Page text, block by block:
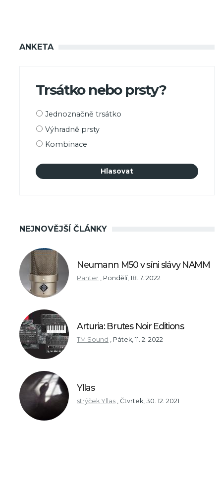
ANKETA
Trsátko nebo prsty?
Možnosti
Jednoznačně trsátko
Výhradně prsty
Kombinace
NEJNOVĚJŠÍ ČLÁNKY
Neumann M50 v síni slávy NAMM
Panter , Pondělí, 18. 7. 2022
Arturia: Brutes Noir Editions
TM Sound , Pátek, 11. 2. 2022
Yllas
strýček Yllas , Čtvrtek, 30. 12. 2021